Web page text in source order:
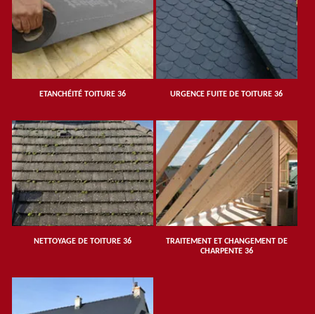
ETANCHÉITÉ TOITURE 36 URGENCE FUITE DE TOITURE 36
NETTOYAGE DE TOITURE 36
TRAITEMENT ET CHANGEMENT DE
CHARPENTE 36